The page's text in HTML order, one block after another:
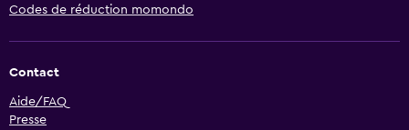
Codes de réduction momondo
Contact
Aide/FAQ
Presse